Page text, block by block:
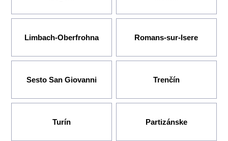
Limbach-Oberfrohna Romans-sur-Isere
Sesto San Giovanni Trenčín
Turín Partizánske